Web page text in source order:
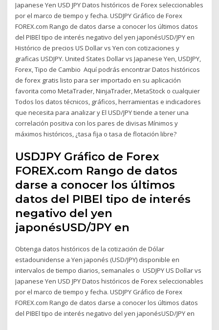
Japanese Yen USD JPY Datos históricos de Forex seleccionables
por el marco de tiempo y fecha. USDJPY Gráfico de Forex
FOREX.com Rango de datos darse a conocer los últimos datos
del PIBEl tipo de interés negativo del yen japonésUSD/JPY en
Histórico de precios US Dollar vs Yen con cotizaciones y
graficas USDJPY. United States Dollar vs Japanese Yen, USDJPY,
Forex, Tipo de Cambio Aquí podrás encontrar Datos históricos
de forex gratis listo para ser importado en su aplicación
favorita como MetaTrader, NinjaTrader, MetaStock o cualquier
Todos los datos técnicos, gráficos, herramientas e indicadores
que necesita para analizar y El USD/JPY tiende a tener una
correlación positiva con los pares de divisas Mínimos y
máximos históricos, ¿tasa fija o tasa de flotación libre?
USDJPY Gráfico de Forex
FOREX.com Rango de datos
darse a conocer los últimos
datos del PIBEl tipo de interés
negativo del yen
japonésUSD/JPY en
Obtenga datos históricos de la cotización de Dólar
estadounidense a Yen japonés (USD/JPY) disponible en
intervalos de tiempo diarios, semanales o USDJPY US Dollar vs
Japanese Yen USD JPY Datos históricos de Forex seleccionables
por el marco de tiempo y fecha. USDJPY Gráfico de Forex
FOREX.com Rango de datos darse a conocer los últimos datos
del PIBEl tipo de interés negativo del yen japonésUSD/JPY en